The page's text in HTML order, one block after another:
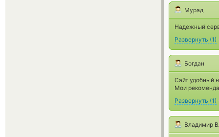
Мурад
Надежный
Развернуть (1)
Богдан
Сайт удобный
Мои
Развернуть (1)
Владимир